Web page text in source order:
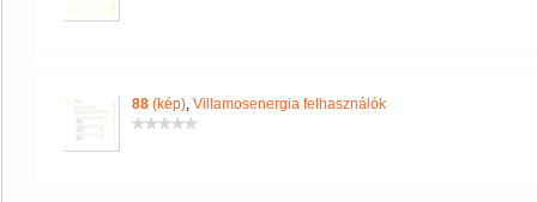
88 (kép), Villamosenergia felhasználók